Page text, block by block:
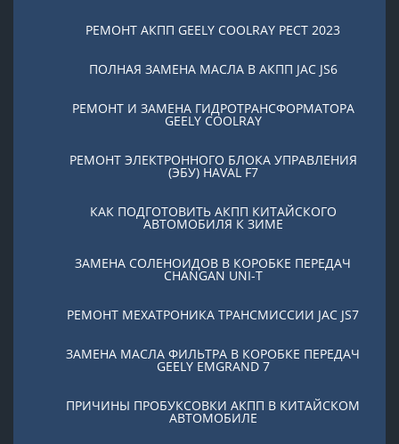
РЕМОНТ АКПП GEELY COOLRAY PЕСТ 2023
ПОЛНАЯ ЗАМЕНА МАСЛА В АКПП JAC JS6
РЕМОНТ И ЗАМЕНА ГИДРОТРАНСФОРМАТОРА
GEELY COOLRAY
РЕМОНТ ЭЛЕКТРОННОГО БЛОКА УПРАВЛЕНИЯ
(ЭБУ) HAVAL F7
КАК ПОДГОТОВИТЬ АКПП КИТАЙСКОГО
АВТОМОБИЛЯ К ЗИМЕ
ЗАМЕНА СОЛЕНОИДОВ В КОРОБКЕ ПЕРЕДАЧ
CHANGAN UNI-T
РЕМОНТ МЕХАТРОНИКА ТРАНСМИССИИ JAC JS7
ЗАМЕНА МАСЛА ФИЛЬТРА В КОРОБКЕ ПЕРЕДАЧ
GEELY EMGRAND 7
ПРИЧИНЫ ПРОБУКСОВКИ АКПП В КИТАЙСКОМ
АВТОМОБИЛЕ